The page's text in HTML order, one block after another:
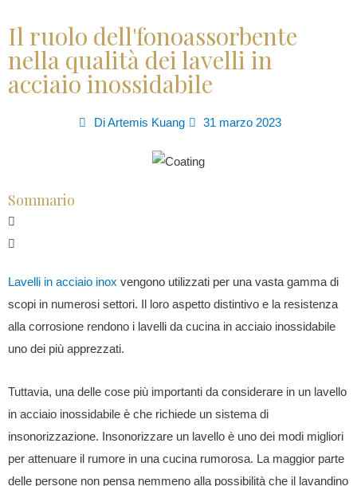
Il ruolo dell'fonoassorbente
nella qualità dei lavelli in
acciaio inossidabile
DiArtemis Kuang 31 marzo 2023
Sommario
Lavelli in acciaio inox vengono utilizzati per una vasta gamma di
scopi in numerosi settori. Il loro aspetto distintivo e la resistenza
alla corrosione rendono i lavelli da cucina in acciaio inossidabile
uno dei più apprezzati.
Tuttavia, una delle cose più importanti da considerare in un lavello
in acciaio inossidabile è che richiede un sistema di
insonorizzazione. Insonorizzare un lavello è uno dei modi migliori
per attenuare il rumore in una cucina rumorosa. La maggior parte
delle persone non pensa nemmeno alla possibilità che il lavandino